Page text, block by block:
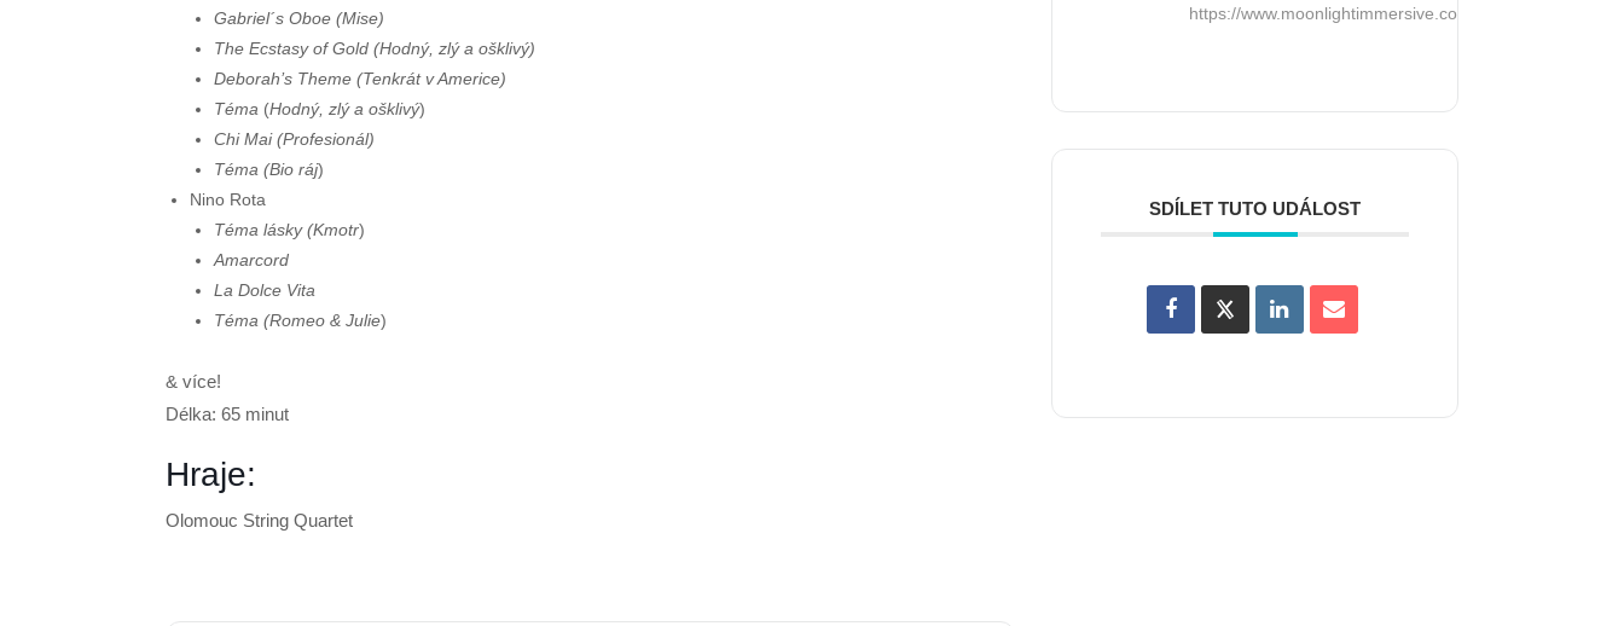
Gabriel´s Oboe (Mise)
The Ecstasy of Gold (Hodný, zlý a ošklivý)
Deborah’s Theme (Tenkrát v Americe)
Téma (Hodný, zlý a ošklivý)
Chi Mai (Profesionál)
Téma (Bio ráj)
Nino Rota
Téma lásky (Kmotr)
Amarcord
La Dolce Vita
Téma (Romeo & Julie)
& více!
Délka: 65 minut
Hraje:
Olomouc String Quartet
https://www.moonlightimmersive.com/cs
SDÍLET TUTO UDÁLOST